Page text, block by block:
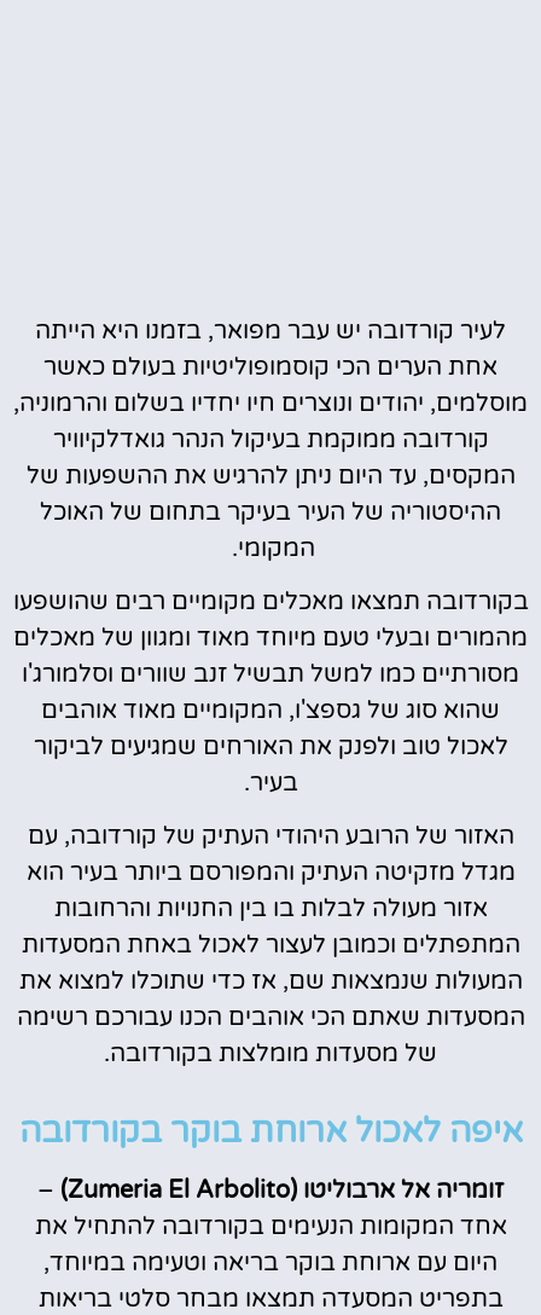
לעיר קורדובה יש עבר מפואר, בזמנו היא הייתה
אחת הערים הכי קוסמופוליטיות בעולם כאשר
מוסלמים, יהודים ונוצרים חיו יחדיו בשלום והרמוניה,
קורדובה ממוקמת בעיקול הנהר גואדלקיוויר
המקסים, עד היום ניתן להרגיש את ההשפעות של
ההיסטוריה של העיר בעיקר בתחום של האוכל
המקומי.
בקורדובה תמצאו מאכלים מקומיים רבים שהושפעו
מהמורים ובעלי טעם מיוחד מאוד ומגוון של מאכלים
מסורתיים כמו למשל תבשיל זנב שוורים וסלמורג'ו
שהוא סוג של גספצ'ו, המקומיים מאוד אוהבים
לאכול טוב ולפנק את האורחים שמגיעים לביקור
בעיר.
האזור של הרובע היהודי העתיק של קורדובה, עם
מגדל מזקיטה העתיק והמפורסם ביותר בעיר הוא
אזור מעולה לבלות בו בין החנויות והרחובות
המתפתלים וכמובן לעצור לאכול באחת המסעדות
המעולות שנמצאות שם, אז כדי שתוכלו למצוא את
המסעדות שאתם הכי אוהבים הכנו עבורכם רשימה
של מסעדות מומלצות בקורדובה.
איפה לאכול ארוחת בוקר בקורדובה
זומריה אל ארבוליטו (Zumeria El Arbolito)
–
אחד המקומות הנעימים בקורדובה להתחיל את
היום עם ארוחת בוקר בריאה וטעימה במיוחד,
בתפריט המסעדה תמצאו מבחר סלטי בריאות